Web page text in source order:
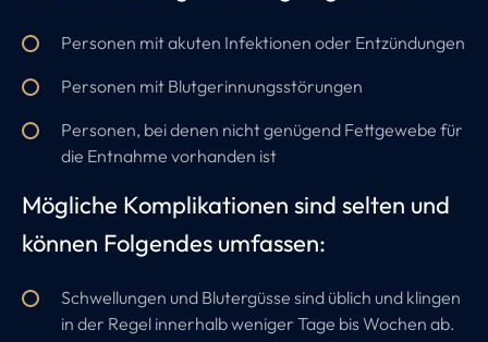
Personen mit akuten Infektionen oder Entzündungen
Personen mit Blutgerinnungsstörungen
Personen, bei denen nicht genügend Fettgewebe für
die Entnahme vorhanden ist
Mögliche Komplikationen sind selten und
können Folgendes umfassen:
Schwellungen und Blutergüsse sind üblich und klingen
in der Regel innerhalb weniger Tage bis Wochen ab.